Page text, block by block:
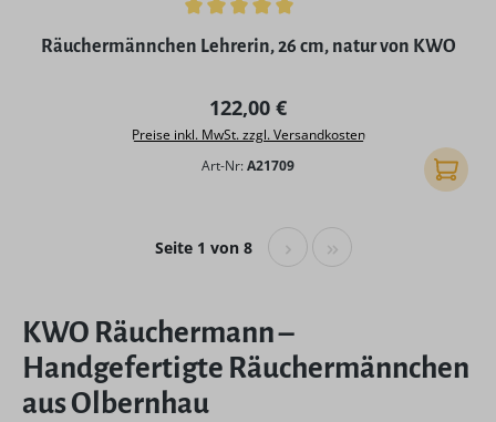
Durchschnittliche Bewertung von 5 von 5 Sternen
Räuchermännchen Lehrerin, 26 cm, natur von KWO
Regulärer Preis:
122,00 €
Preise inkl. MwSt. zzgl. Versandkosten
Art-Nr:A21709 In den
Seite 1 von 8
KWO Räuchermann –
Handgefertigte Räuchermännchen
aus Olbernhau